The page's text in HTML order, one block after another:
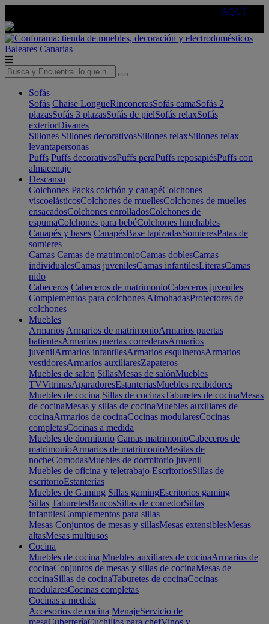
AQUÍ
Baleares Canarias
Sofás
Sofás Chaise LongueRinconerasSofás camaSofás 2
plazasSofás 3 plazasSofás de pielSofás relaxSofás
exteriorDivanes
Sillones Sillones decorativosSillones relaxSillones relax
levantapersonas
Puffs Puffs decorativosPuffs peraPuffs reposapiésPuffs con
almacenaje
Descanso
Colchones Packs colchón y canapéColchones
viscoelásticosColchones de muellesColchones de muelles
ensacadosColchones enrolladosColchones de
espumaColchones para bebéColchones hinchables
Canapés y bases CanapésBase tapizadasSomieresPatas de
somieres
Camas Camas de matrimonioCamas doblesCamas
individualesCamas juvenilesCamas infantilesLiterasCamas
nido
Cabeceros Cabeceros de matrimonioCabeceros juveniles
Complementos para colchones AlmohadasProtectores de
colchones
Muebles
Armarios Armarios de matrimonioArmarios puertas
batientesArmarios puertas correderasArmarios
juvenilArmarios infantilesArmarios esquinerosArmarios
vestidoresArmarios auxiliaresZapateros
Muebles de salón SillasMesas de salónMuebles
TVVitrinasAparadoresEstanteriasMuebles recibidores
Muebles de cocina Sillas de cocinasTaburetes de cocinaMesas
de cocinaMesas y sillas de cocinaMuebles auxiliares de
cocinaArmarios de cocinaCocinas modularesCocinas
completasCocinas a medida
Muebles de dormitorio Camas matrimonioCabeceros de
matrimonioArmarios de matrimonioMesitas de
nocheComodasMuebles de dormitorio juvenil
Muebles de oficina y teletrabajo EscritoriosSillas de
escritorioEstanterías
Muebles de Gaming Sillas gamingEscritorios gaming
Sillas TaburetesBancosSillas de comedorSillas
infantilesComplementos para sillas
Mesas Conjuntos de mesas y sillasMesas extensiblesMesas
altasMesas multiusos
Cocina
Muebles de cocina Muebles auxiliares de cocinaArmarios de
cocinaConjuntos de mesas y sillas de cocinaMesas de
cocinaSillas de cocinaTaburetes de cocinaCocinas
modularesCocinas completas
Cocinas a medida
Accesorios de cocina MenajeServicio de
mesaCuberteríaCuchillos para chefVinos y